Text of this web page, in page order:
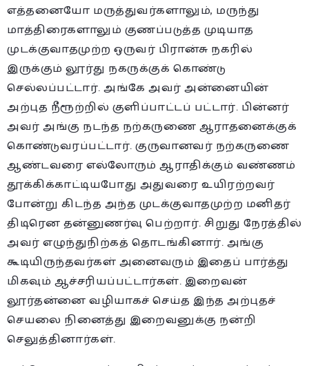
எத்தனையோ மருத்துவர்களாலும், மருந்து
மாத்திரைகளாலும் குணப்படுத்த முடியாத
முடக்குவாதமுற்ற ஒருவர் பிரான்சு நகரில்
இருக்கும் லூர்து நகருக்குக் கொண்டு
செல்லப்பட்டார். அங்கே அவர் அன்னையின்
அற்புத நீரூற்றில் குளிப்பாட்டப் பட்டார். பின்னர்
அவர் அங்கு நடந்த நற்கருணை ஆராதனைக்குக்
கொண்டுவரப்பட்டார். குருவானவர் நற்கருணை
ஆண்டவரை எல்லோரும் ஆராதிக்கும் வண்ணம்
தூக்கிக்காட்டியபோது அதுவரை உயிரற்றவர்
போன்று கிடந்த அந்த முடக்குவாதமுற்ற மனிதர்
திடிரென தன்னுணர்வு பெற்றார். சிறுது நேரத்தில்
அவர் எழுந்துநிற்கத் தொடங்கினார். அங்கு
கூடியிருந்தவர்கள் அனைவரும் இதைப் பார்த்து
மிகவும் ஆச்சரியப்பட்டார்கள். இறைவன்
லூர்தன்னை வழியாகச் செய்த இந்த அற்புதச்
செயலை நினைத்து இறைவனுக்கு நன்றி
செலுத்தினார்கள்.